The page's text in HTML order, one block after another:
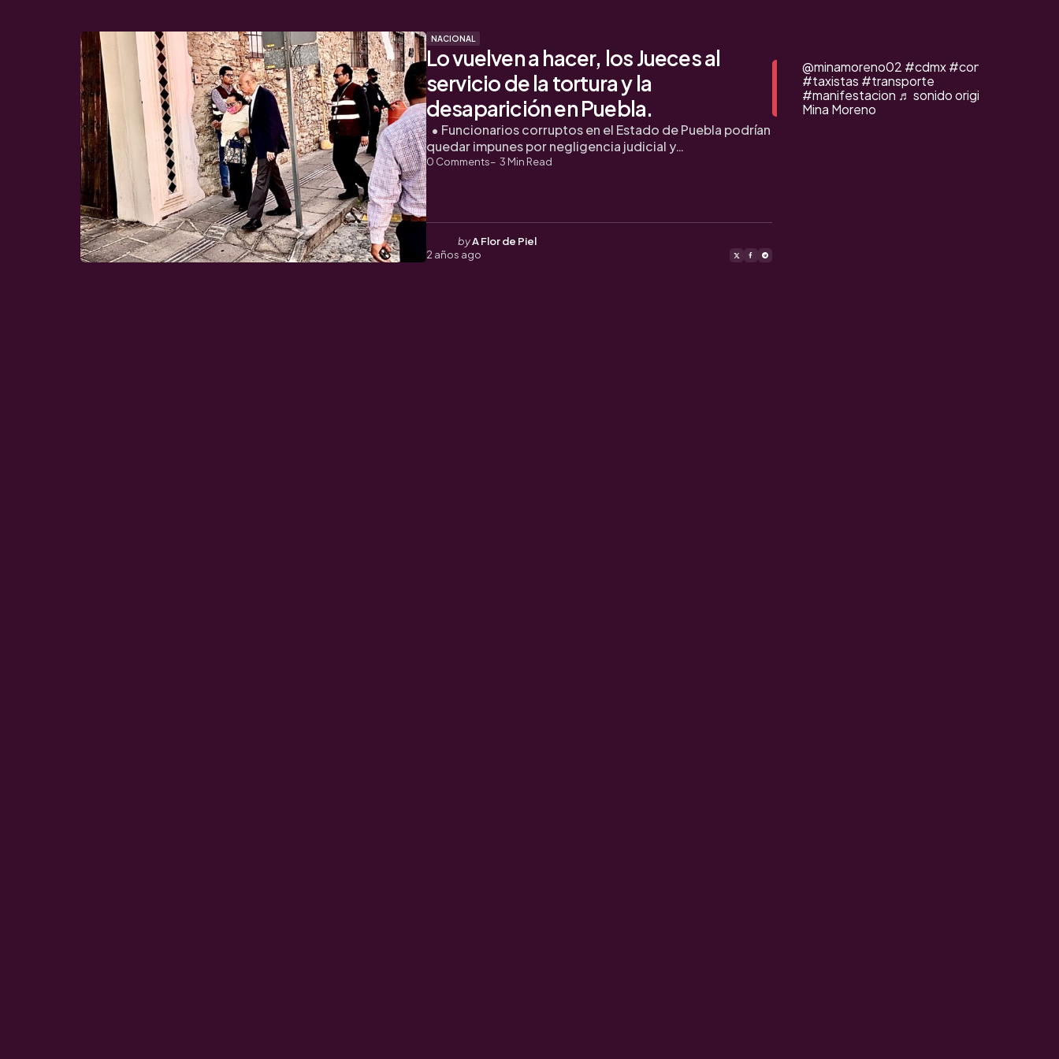
NACIONAL
Lo vuelven a hacer, los Jueces al
servicio de la tortura y la
desaparición en Puebla.
0 Comments 3 Min Read
• Funcionarios corruptos en el Estado de Puebla podrían
quedar impunes por negligencia judicial y…
Posted
by
byA Flor de Piel
2 años ago
@minamoreno02 #cdmx#congreso
#taxistas #transporte
#manifestacion ♬ sonido original -
Mina Moreno